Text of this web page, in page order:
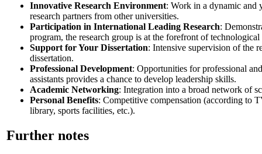
Innovative Research Environment: Work in a dynamic and
research partners from other universities.
Participation in International Leading Research:
program, the research group is at the forefront of technological
Support for Your Dissertation: Intensive supervision of the
dissertation.
Professional Development: Opportunities for professional
assistants provides a chance to develop leadership skills.
Academic Networking: Integration into a broad network of
Personal Benefits: Competitive compensation (according to
library, sports facilities, etc.).
Further notes